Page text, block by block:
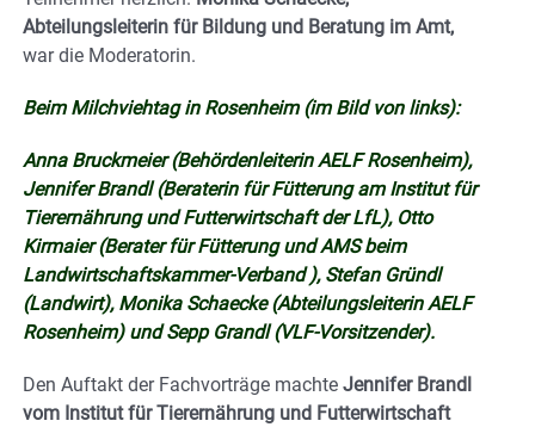
Abteilungsleiterin für Bildung und Beratung im Amt,
war die Moderatorin.
Beim Milchviehtag in Rosenheim (im Bild von links):
Anna Bruckmeier (Behördenleiterin AELF Rosenheim),
Jennifer Brandl (Beraterin für Fütterung am Institut für
Tierernährung und Futterwirtschaft der LfL), Otto
Kirmaier (Berater für Fütterung und AMS beim
Landwirtschaftskammer-Verband ), Stefan Gründl
(Landwirt), Monika Schaecke (Abteilungsleiterin AELF
Rosenheim) und Sepp Grandl (VLF-Vorsitzender).
Den Auftakt der Fachvorträge machte Jennifer Brandl
vom Institut für Tierernährung und Futterwirtschaft